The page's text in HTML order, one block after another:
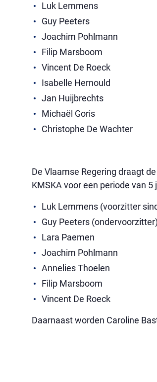
Luk Lemmens
Guy Peeters
Joachim Pohlmann
Filip Marsboom
Vincent De Roeck
Isabelle Hernould
Jan Huijbrechts
Michaël Goris
Christophe De Wachter
De Vlaamse Regering draagt
KMSKA voor een periode van 5
Luk Lemmens (voorzitter
Guy Peeters (ondervoorzitter)
Lara Paemen
Joachim Pohlmann
Annelies Thoelen
Filip Marsboom
Vincent De Roeck
Daarnaast worden Caroline